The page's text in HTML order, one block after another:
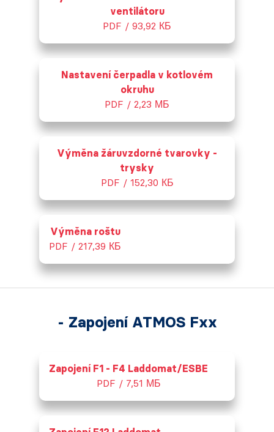
ventilátoru
PDF / 93,92 КБ
Nastavení čerpadla v kotlovém
okruhu
PDF / 2,23 МБ
Výměna žáruvzdorné tvarovky -
trysky
PDF / 152,30 КБ
Výměna roštu
PDF / 217,39 КБ
- Zapojení ATMOS Fxx
Zapojení F1 - F4 Laddomat/ESBE
PDF / 7,51 МБ